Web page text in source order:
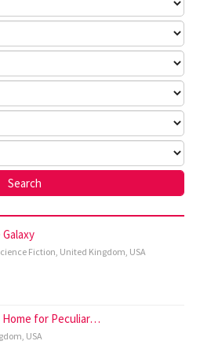
Fiction, United Kingdom, USA
Home for Peculiar…
, USA